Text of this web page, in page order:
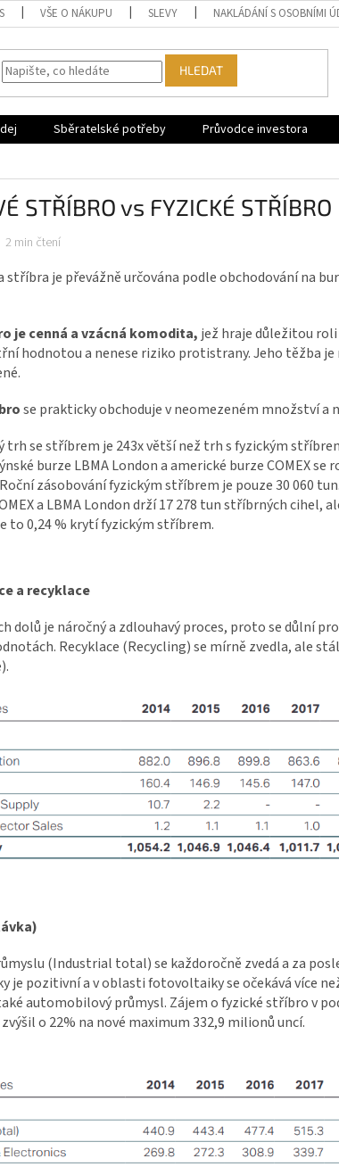
VŠE O NÁKUPU SLEVY NAKLÁDÁNÍ S OSOBNÍMI
HLEDAT
Sběratelské potřeby Průvodce investora
STŘÍBRO vs FYZICKÉ STŘÍBRO
2 min čtení
stříbra je převážně určována podle obchodování na
je cenná a vzácná komodita, jež hraje důležitou
hodnotou a nenese riziko protistrany. Jeho těžba je
se prakticky obchoduje v neomezeném množství
trh se stříbrem je 243x větší než trh s fyzickým
burze LBMA London a americké burze COMEX
zásobování fyzickým stříbrem je pouze 30 060 tun.
a LBMA London drží 17 278 tun stříbrných cihel,
to 0,24 % krytí fyzickým stříbrem.
a recyklace
dolů je náročný a zdlouhavý proces, proto se důlní
Recyklace (Recycling) se mírně zvedla, ale
(Industrial total) se každoročně zvedá a za
je pozitivní a v oblasti fotovoltaiky se očekává více
automobilový průmysl. Zájem o fyzické stříbro v
zvýšil o 22% na nové maximum332,9 milionů uncí.